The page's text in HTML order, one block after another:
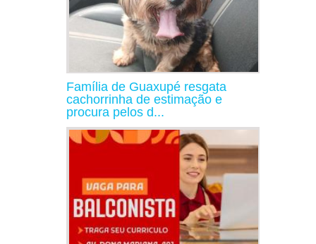
Família de Guaxupé resgata
cachorrinha de estimação e
procura pelos d...